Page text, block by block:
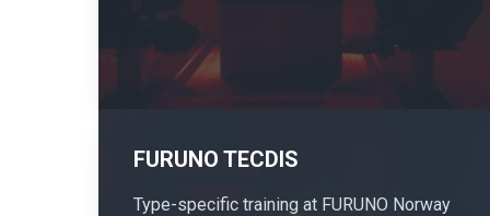
FURUNO TECDIS
Type-specific training at FURUNO Norway